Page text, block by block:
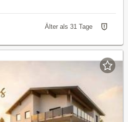
Älter als 31 Tage